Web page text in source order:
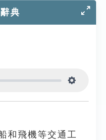
典
和飛機等交通工